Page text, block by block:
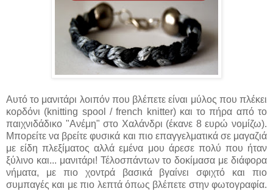
Αυτό το μανιτάρι λοιπόν που βλέπετε είναι μύλος που πλέκει
κορδόνι (knitting spool / french knitter) και το πήρα από το
παιχνιδάδικο "Ανέμη" στο Χαλάνδρι (έκανε 8 ευρώ νομίζω).
Μπορείτε να βρείτε φυσικά και πιο επαγγελματικά σε μαγαζιά
με είδη πλεξίματος αλλά εμένα μου άρεσε πολύ που ήταν
ξύλινο και... μανιτάρι! Τέλοσπάντων το δοκίμασα με διάφορα
νήματα, με πιο χοντρά βασικά βγαίνει σφιχτό και πιο
συμπαγές και με πιο λεπτά όπως βλέπετε στην φωτογραφία.